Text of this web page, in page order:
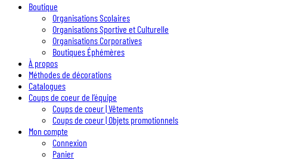
Boutique
Organisations Scolaires
Organisations Sportive et Culturelle
Organisations Corporatives
Boutiques Éphémères
À propos
Méthodes de décorations
Catalogues
Coups de coeur de l’équipe
Coups de coeur | Vêtements
Coups de coeur | Objets promotionnels
Mon compte
Connexion
Panier